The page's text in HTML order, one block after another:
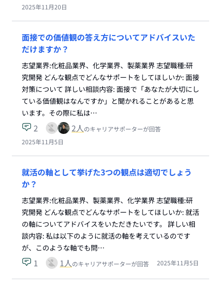
2025年11月20日
面接での価値観の答え方についてアドバイスいた
だけますか？
志望業界:化粧品業界、化学業界、製薬業界 志望職種:研
究開発 どんな観点でどんなサポートをしてほしいか: 面接
対策について 詳しい相談内容: 面接で「あなたが大切にし
ている価値観はなんですか」と聞かれることがあると思
います。その際に私は…
2 2人のキャリアサポーターが回答
2025年11月5日
就活の軸として挙げた3つの観点は適切でしょう
か？
志望業界:化粧品業界、製薬業界、化学業界 志望職種:研
究開発 どんな観点でどんなサポートをしてほしいか: 就活
の軸についてアドバイスをいただきたいです。 詳しい相
談内容: 私は以下のように就活の軸を考えているのです
が、このような軸でも問…
1 1人のキャリアサポーターが回答 2025年11月5日